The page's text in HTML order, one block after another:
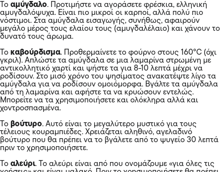
Το αμύγδαλο. Προτιμήστε να αγοράσετε φρέσκια, ελληνική
αμυγδαλόψυχα. Είναι πιο μικροί οι καρποί, αλλά πολύ πιο
νόστιμοι. Στα αμύγδαλα εισαγωγής, συνήθως, αφαιρούν
μεγάλο μέρος τους ελαίου τους (αμυγδαλέλαιο) και χάνουν το
δυνατό τους άρωμα.
Το καβούρδισμα. Προθερμαίνετε το φούρνο στους 160°C (όχι
γκριλ). Απλώστε τα αμύγδαλα σε μια λαμαρίνα στρωμένη με
αντικολλητικό χαρτί και ψήστε τα για 8-10 λεπτά μέχρι να
ροδίσουν. Στο μισό χρόνο του ψησίματος ανακατέψτε λίγο τα
αμύγδαλα για να ροδίσουν ομοιόμορφα. Βγάλτε τα αμύγδαλα
από τη λαμαρίνα και αφήστε τα να κρυώσουν εντελώς.
Μπορείτε να τα χρησιμοποιήσετε και ολόκληρα αλλά και
χοντροσπασμένα.
Το βούτυρο. Αυτό είναι το μεγαλύτερο μυστικό για τους
τέλειους κουραμπιέδες. Χρειάζεται αληθινό, αγελαδινό
βούτυρο που θα πρέπει να το βγάλετε από το ψυγείο 30 λεπτά
πριν το χρησιμοποιήσετε.
Το αλεύρι. Το αλεύρι είναι από που ονομάζουμε «για όλες τις